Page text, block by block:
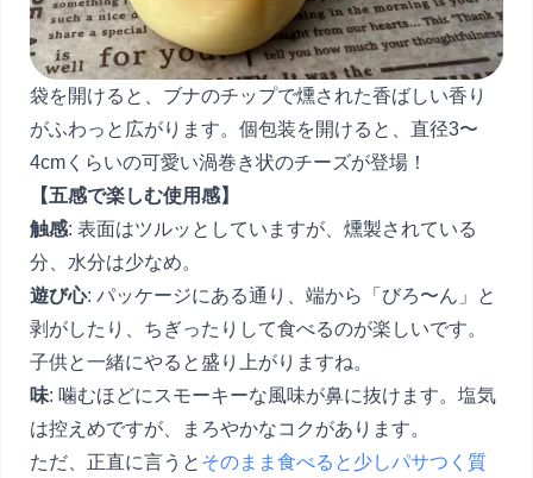
袋を開けると、ブナのチップで燻された香ばしい香り
がふわっと広がります。個包装を開けると、直径3〜
4cmくらいの可愛い渦巻き状のチーズが登場！
【五感で楽しむ使用感】
触感: 表面はツルッとしていますが、燻製されている
分、水分は少なめ。
遊び心: パッケージにある通り、端から「びろ〜ん」と
剥がしたり、ちぎったりして食べるのが楽しいです。
子供と一緒にやると盛り上がりますね。
味: 噛むほどにスモーキーな風味が鼻に抜けます。塩気
は控えめですが、まろやかなコクがあります。
ただ、正直に言うと そのまま食べると少しパサつく質